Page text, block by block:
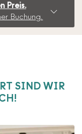
Preis.
Buchung.
SIND WIR